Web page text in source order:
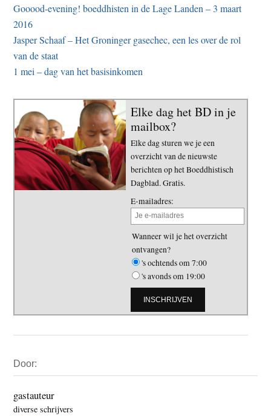
Gooood-evening! boeddhisten in de Lage Landen – 3 maart
2016
Jasper Schaaf – Het Groninger gasechec, een les over de rol
van de staat
1 mei – dag van het basisinkomen
Elke dag het BD in je
mailbox?
Elke dag sturen we je een
overzicht van de nieuwste
berichten op het Boeddhistisch
Dagblad. Gratis.
E-mailadres:
Wanneer wil je het overzicht
ontvangen?
's ochtends om 7:00
's avonds om 19:00
Sidebar
Door:
gastauteur
diverse schrijvers